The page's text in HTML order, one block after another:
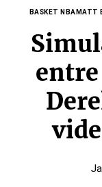
BASKET NBA MATT